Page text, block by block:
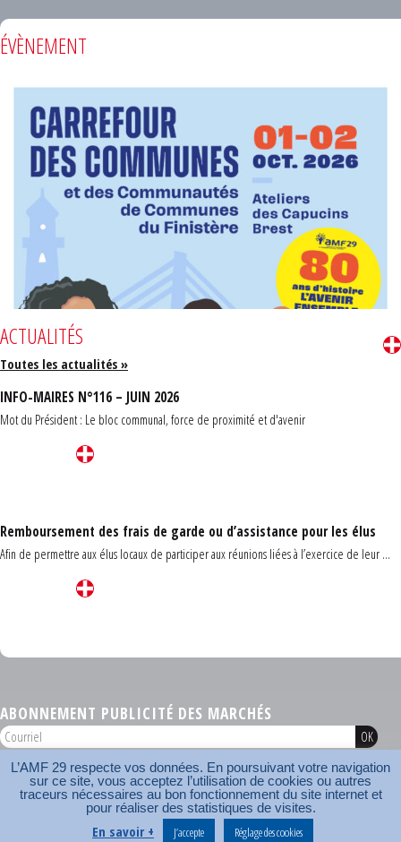
ÉVÈNEMENT
ACTUALITÉS
Toutes les actualités »
INFO-MAIRES N°116 – JUIN 2026
Mot du Président : Le bloc communal, force de proximité et d'avenir
Remboursement des frais de garde ou d’assistance pour les élus
Afin de permettre aux élus locaux de participer aux réunions liées à l’exercice de leur ...
ABONNEMENT PUBLICITÉ DES MARCHÉS
AMF 29 © 2026
Plan du site Nos coordonnées Mentions légales
Contact
Carrefour des communes
AMF
L’AMF 29 respecte vos données. En poursuivant votre navigation
sur ce site, vous acceptez l’utilisation de cookies ou autres
traceurs nécessaires au bon fonctionnement du site internet et
pour réaliser des statistiques de visites.
En savoir + J’accepte Réglage des cookies